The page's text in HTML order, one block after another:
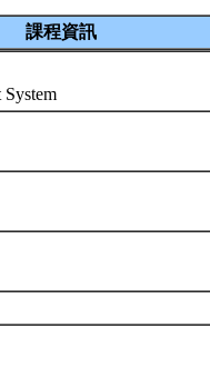
課程資訊